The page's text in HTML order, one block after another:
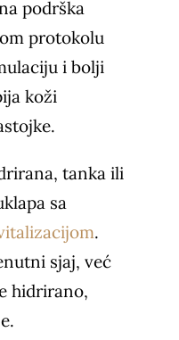
podrška
protokolu
i bolji
koži
tanka ili
sa
.
sjaj, već
hidrirano,